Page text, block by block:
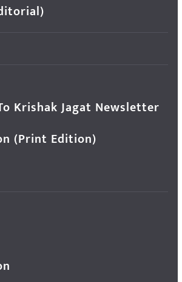
Krishak Jagat Newsletter
(Print Edition)